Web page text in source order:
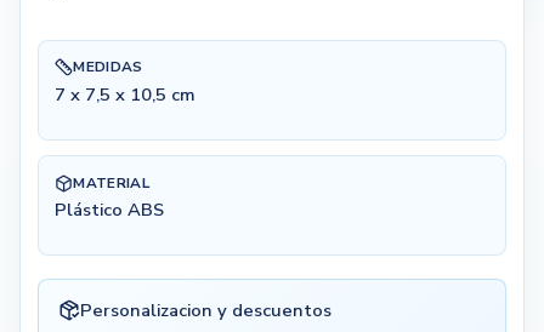
MEDIDAS
7 x 7,5 x 10,5 cm
MATERIAL
Plástico ABS
Personalizacion y descuentos